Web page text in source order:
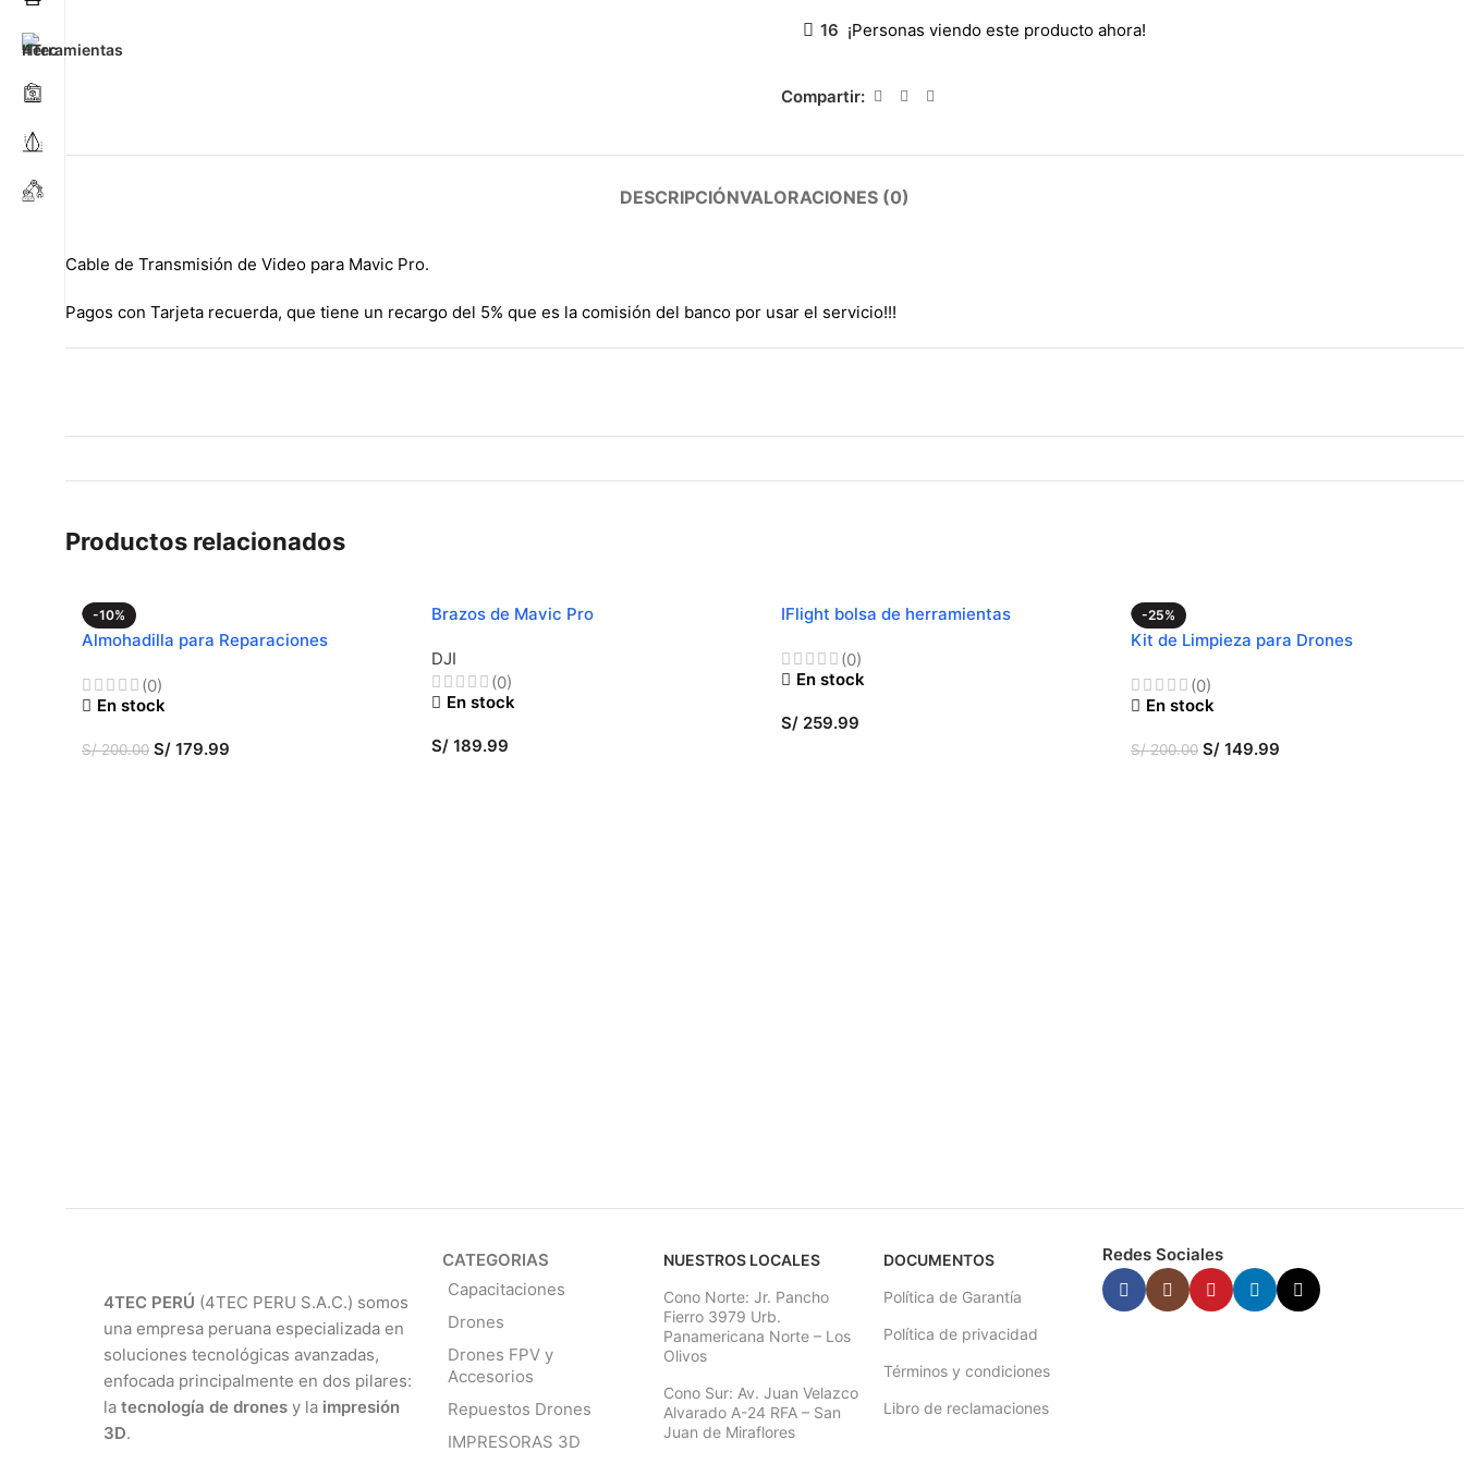
16 ¡Personas viendo este producto ahora!
Compartir:
DESCRIPCIÓNVALORACIONES (0)
Cable de Transmisión de Video para Mavic Pro.
Pagos con Tarjeta recuerda, que tiene un recargo del 5% que es la comisión del banco por usar el servicio!!!
Productos relacionados
-10%
Almohadilla para Reparaciones
(0)
En stock
S/200.00 S/ 179.99
Brazos de Mavic Pro
DJI
(0)
En stock
S/ 189.99
IFlight bolsa de herramientas
(0)
En stock
S/ 259.99
-25%
Kit de Limpieza para Drones
(0)
En stock
S/200.00 S/ 149.99
4TEC PERÚ (4TEC PERU S.A.C.) somos
una empresa peruana especializada en
soluciones tecnológicas avanzadas,
enfocada principalmente en dos pilares:
la tecnología de drones y la impresión
3D.
CATEGORIAS
Capacitaciones
Drones
Drones FPV y
Accesorios
Repuestos Drones
IMPRESORAS 3D
NUESTROS LOCALES
Cono Norte: Jr. Pancho
Fierro 3979 Urb.
Panamericana Norte – Los
Olivos
Cono Sur: Av. Juan Velazco
Alvarado A-24 RFA – San
Juan de Miraflores
DOCUMENTOS
Política de Garantía
Política de privacidad
Términos y condiciones
Libro de reclamaciones
Redes Sociales